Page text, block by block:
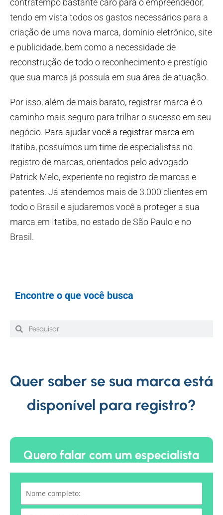
contratempo bastante caro para o empreendedor,
tendo em vista todos os gastos necessários para a
criação de uma nova marca, domínio eletrônico, site
e publicidade, bem como a necessidade de
reconstrução de todo o reconhecimento e prestígio
que sua marca já possuía em sua área de atuação.
Por isso, além de mais barato, registrar marca é o
caminho mais seguro para trilhar o sucesso em seu
negócio. Para ajudar você a registrar marca em
Itatiba, possuímos um time de especialistas no
registro de marcas, orientados pelo advogado
Patrick Melo, experiente no registro de marcas e
patentes. Já atendemos mais de 3.000 clientes em
todo o Brasil e ajudaremos você a proteger a sua
marca em Itatiba, no estado de São Paulo e no
Brasil.
Encontre o que você busca
Quer saber se sua marca está
disponível para registro?
Quero falar com um especialista